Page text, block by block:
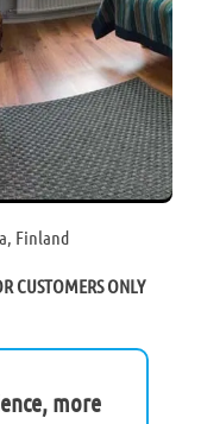
Finland
CUSTOMERS ONLY
more